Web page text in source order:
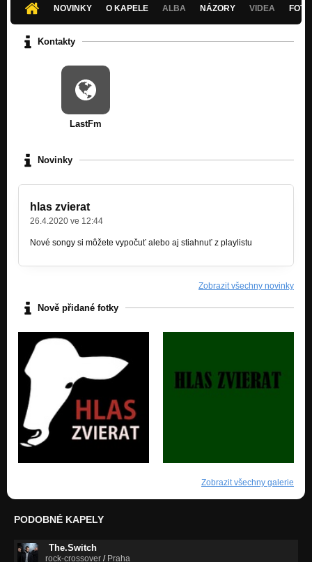
Chyba nie je v číslach (Michal Kolesár)
Nezařazeno
Nezařazeno
Viac než zákon (Michal Kolesár)
Nezařazeno
Nezařazeno
NOVINKY O KAPELE ALBA NÁZORY VIDEA
Kontakty
LastFm
Novinky
hlas zvierat
26.4.2020 ve 12:44
Nové songy si môžete vypočuť alebo aj stiahnuť z playlistu
Zobrazit všechny novinky
Nově přidané fotky
Zobrazit všechny galerie
PODOBNÉ KAPELY
The.Switch
rock-crossover / Praha